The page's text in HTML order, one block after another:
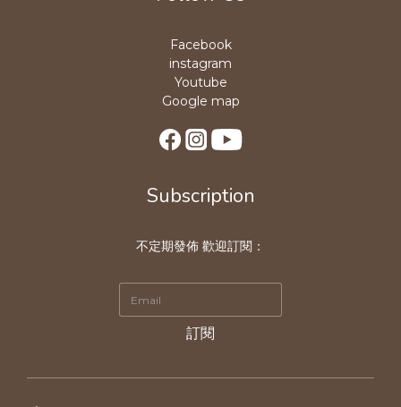
Facebook
instagram
Youtube
Google map
Subscription
不定期發佈 歡迎訂閱：
訂閱